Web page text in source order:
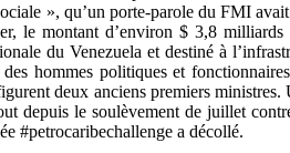
», qu’un porte-parole du FMI
le montant d’environ $ 3,8
du Venezuela et destiné à
hommes politiques et
deux anciens premiers
depuis le soulèvement de juillet
#petrocaribechallenge a décollé.